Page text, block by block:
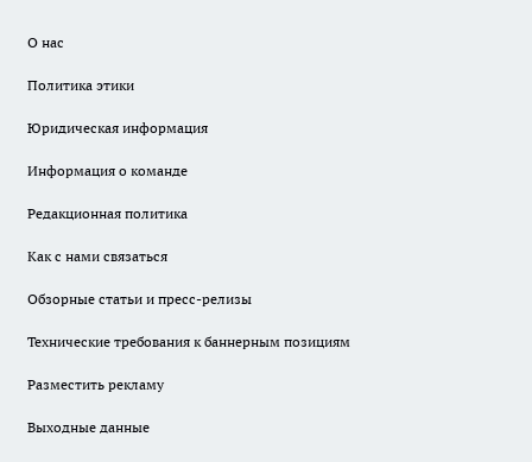
О нас
Политика этики
Юридическая информация
Информация о команде
Редакционная политика
Как с нами связаться
Обзорные статьи и пресс-релизы
Технические требования к баннерным позициям
Разместить рекламу
Выходные данные